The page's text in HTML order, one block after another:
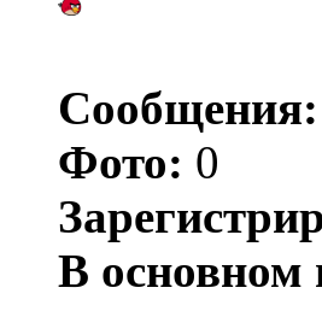
Сообщения:
Фото: 0
В основном